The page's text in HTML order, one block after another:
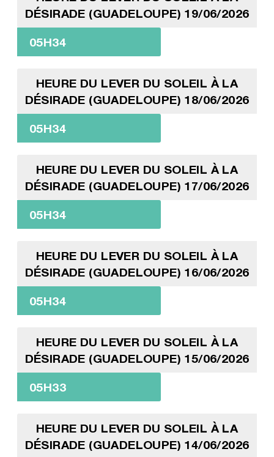
DÉSIRADE (GUADELOUPE) 19/06/2026
05H34
HEURE DU LEVER DU SOLEIL À LA
DÉSIRADE (GUADELOUPE) 18/06/2026
05H34
HEURE DU LEVER DU SOLEIL À LA
DÉSIRADE (GUADELOUPE) 17/06/2026
05H34
HEURE DU LEVER DU SOLEIL À LA
DÉSIRADE (GUADELOUPE) 16/06/2026
05H34
HEURE DU LEVER DU SOLEIL À LA
DÉSIRADE (GUADELOUPE) 15/06/2026
05H33
HEURE DU LEVER DU SOLEIL À LA
DÉSIRADE (GUADELOUPE) 14/06/2026